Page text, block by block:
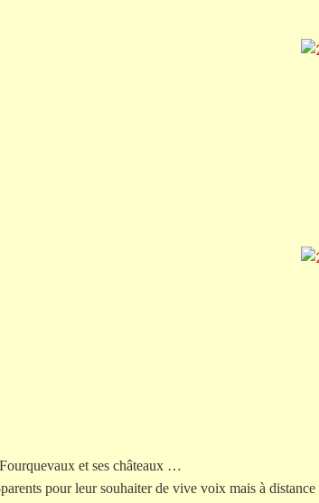
et ses châteaux …
pour leur souhaiter de vive voix mais à